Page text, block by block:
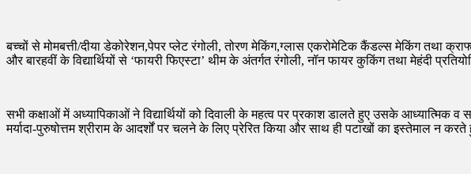
बच्चों से मोमबत्ती/दीया डेकोरेशन,पेपर प्लेट रंगोली, तोरण मेकिंग,ग्लास एकरोमेटिक कैंडल्स मेकिंग तथा
और बारहवीं के विद्यार्थियों से ‘फायरी फिएस्टा’ थीम के अंतर्गत रंगोली, नॉन फायर कुकिंग तथा मेहंदी
सभी कक्षाओं में अध्यापिकाओं ने विद्यार्थियों को दिवाली के महत्व पर प्रकाश डालते हुए उसके आध्यात्मिक व
मर्यादा-पुरुषोत्तम श्रीराम के आदर्शों पर चलने के लिए प्रेरित किया और साथ ही पटाखों का इस्तेमाल न